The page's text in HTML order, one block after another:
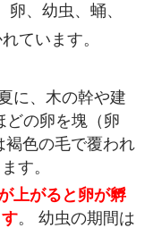
、幼虫、蛹、
ています。
に、木の幹や建
どの卵を塊（卵
褐色の毛で覆われ
す。
上がると卵が孵
。 幼虫の期間は